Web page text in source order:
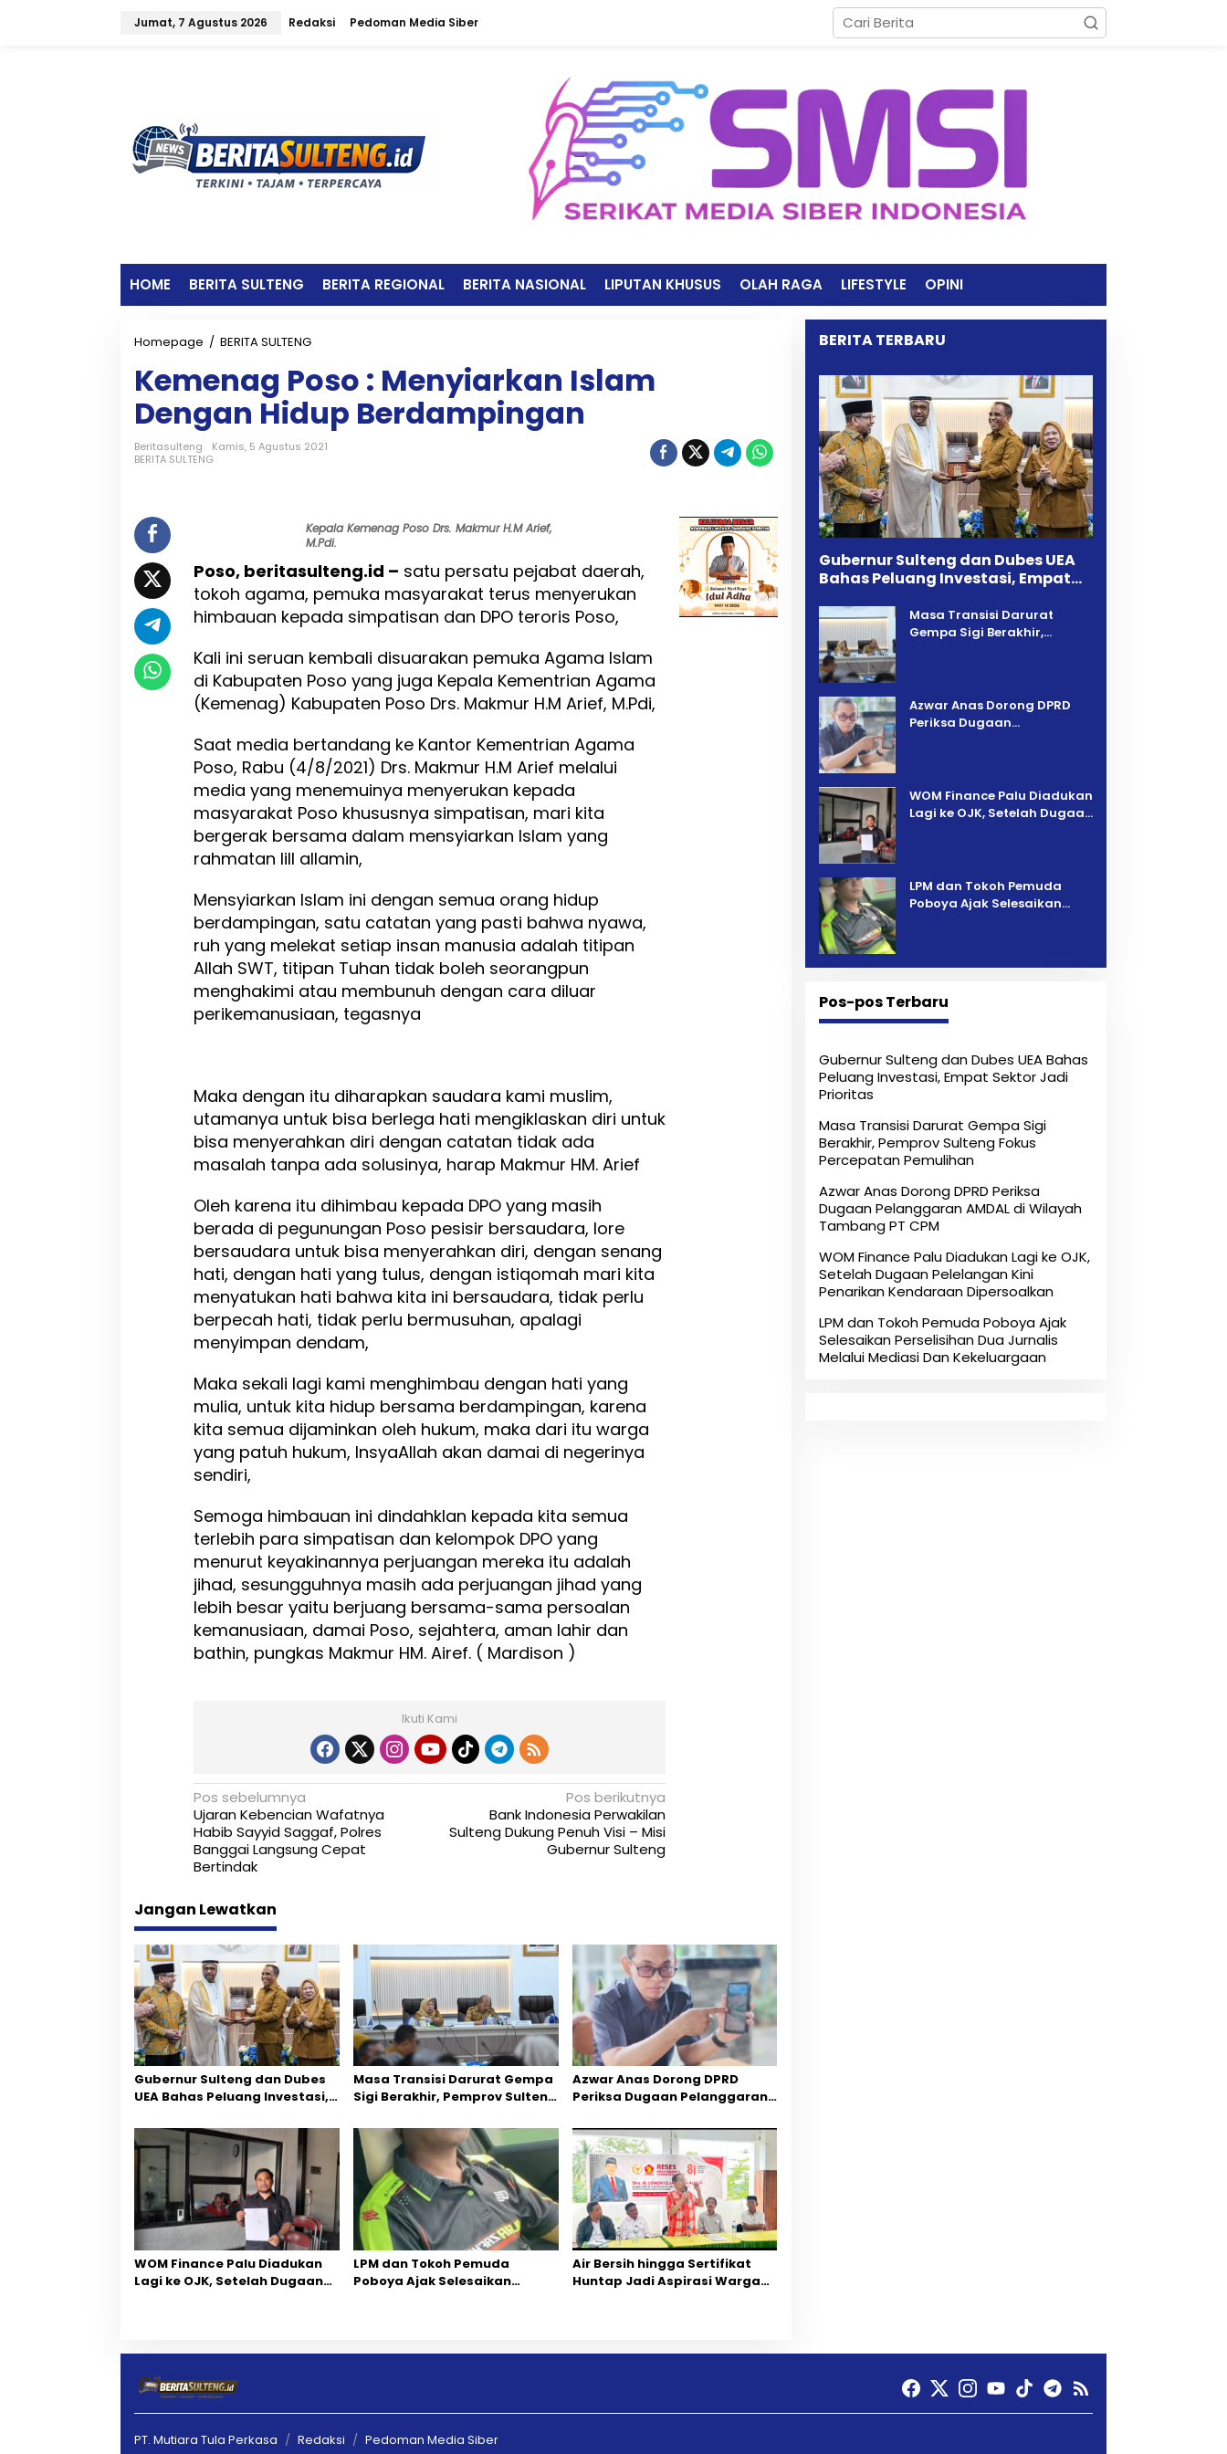
Jumat, 7 Agustus 2026 Redaksi Pedoman Media Siber
HOME BERITA SULTENG BERITA REGIONAL BERITA NASIONAL LIPUTAN KHUSUS OLAH RAGA LIFESTYLE OPINI
Homepage / BERITA SULTENG
m
e
n
a
g
:
M
e
y
i
r
k
a
n
s
l
a
m
D
n
g
n
i
d
u
p
B
e
m
p
i
n
g
a
Kemenag Poso : Menyiarkan Islam
Dengan Hidup Berdampingan
Beritasulteng
Kamis, 5 Agustus 2021
BERITA SULTENG
Kepala Kemenag Poso Drs. Makmur H.M Arief,
M.Pdi.
Poso, beritasulteng.id – satu persatu pejabat daerah,
tokoh agama, pemuka masyarakat terus menyerukan
himbauan kepada simpatisan dan DPO teroris Poso,
Kali ini seruan kembali disuarakan pemuka Agama Islam
di Kabupaten Poso yang juga Kepala Kementrian Agama
(Kemenag) Kabupaten Poso Drs. Makmur H.M Arief, M.Pdi,
Saat media bertandang ke Kantor Kementrian Agama
Poso, Rabu (4/8/2021) Drs. Makmur H.M Arief melalui
media yang menemuinya menyerukan kepada
masyarakat Poso khususnya simpatisan, mari kita
bergerak bersama dalam mensyiarkan Islam yang
rahmatan lill allamin,
Mensyiarkan Islam ini dengan semua orang hidup
berdampingan, satu catatan yang pasti bahwa nyawa,
ruh yang melekat setiap insan manusia adalah titipan
Allah SWT, titipan Tuhan tidak boleh seorangpun
menghakimi atau membunuh dengan cara diluar
perikemanusiaan, tegasnya
Maka dengan itu diharapkan saudara kami muslim,
utamanya untuk bisa berlega hati mengiklaskan diri untuk
bisa menyerahkan diri dengan catatan tidak ada
masalah tanpa ada solusinya, harap Makmur HM. Arief
Oleh karena itu dihimbau kepada DPO yang masih
berada di pegunungan Poso pesisir bersaudara, lore
bersaudara untuk bisa menyerahkan diri, dengan senang
hati, dengan hati yang tulus, dengan istiqomah mari kita
menyatukan hati bahwa kita ini bersaudara, tidak perlu
berpecah hati, tidak perlu bermusuhan, apalagi
menyimpan dendam,
Maka sekali lagi kami menghimbau dengan hati yang
mulia, untuk kita hidup bersama berdampingan, karena
kita semua dijaminkan oleh hukum, maka dari itu warga
yang patuh hukum, InsyaAllah akan damai di negerinya
sendiri,
Semoga himbauan ini dindahklan kepada kita semua
terlebih para simpatisan dan kelompok DPO yang
menurut keyakinannya perjuangan mereka itu adalah
jihad, sesungguhnya masih ada perjuangan jihad yang
lebih besar yaitu berjuang bersama-sama persoalan
kemanusiaan, damai Poso, sejahtera, aman lahir dan
bathin, pungkas Makmur HM. Airef. ( Mardison )
Ikuti Kami
N
a
v
g
a
s
i
p
o
s
Pos sebelumnya
Ujaran Kebencian Wafatnya
Habib Sayyid Saggaf, Polres
Banggai Langsung Cepat
Bertindak
Pos berikutnya
Bank Indonesia Perwakilan
Sulteng Dukung Penuh Visi – Misi
Gubernur Sulteng
Jangan Lewatkan
Gubernur Sulteng dan Dubes
UEA Bahas Peluang Investasi,
Masa Transisi Darurat Gempa
Sigi Berakhir, Pemprov Sulteng
Azwar Anas Dorong DPRD
Periksa Dugaan Pelanggaran
CPM
‎WOM Finance Palu Diadukan
Lagi ke OJK, Setelah Dugaan
LPM dan Tokoh Pemuda
Poboya Ajak Selesaikan
Air Bersih hingga Sertifikat
Huntap Jadi Aspirasi Warga
BERITA TERBARU
Gubernur Sulteng dan Dubes UEA
Bahas Peluang Investasi, Empat
Masa Transisi Darurat
Gempa Sigi Berakhir,
Azwar Anas Dorong DPRD
Periksa Dugaan
‎WOM Finance Palu Diadukan
Lagi ke OJK, Setelah Dugaan
LPM dan Tokoh Pemuda
Poboya Ajak Selesaikan
Pos-pos Terbaru
Gubernur Sulteng dan Dubes UEA Bahas
Peluang Investasi, Empat Sektor Jadi
Prioritas
Masa Transisi Darurat Gempa Sigi
Berakhir, Pemprov Sulteng Fokus
Percepatan Pemulihan
Azwar Anas Dorong DPRD Periksa
Dugaan Pelanggaran AMDAL di Wilayah
Tambang PT CPM
‎WOM Finance Palu Diadukan Lagi ke OJK,
Setelah Dugaan Pelelangan Kini
Penarikan Kendaraan Dipersoalkan ‎
LPM dan Tokoh Pemuda Poboya Ajak
Selesaikan Perselisihan Dua Jurnalis
Melalui Mediasi Dan Kekeluargaan
PT. Mutiara Tula Perkasa Redaksi Pedoman Media Siber